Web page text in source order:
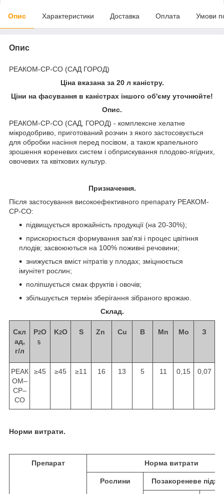
Опис Характеристики Доставка Оплата Умови
Опис
РЕАКОМ-СР-СО (САД ГОРОД)
Ціна вказана за 20 л каністру.
Ціни на фасування в каністрах іншого об'єму уточнюйте!
Опис.
РЕАКОМ-СР-СО (САД, ГОРОД) - комплексне хелатне
мікродобриво, приготований розчин з якого застосовується
для обробки насіння перед посівом, а також крапельного
зрошення кореневих систем і обприскування плодово-ягідних,
овочевих та квіткових культур.
Призначення.
Після застосування високоефективного препарату РЕАКОМ-
СР-СО:
підвищується врожайність продукції (на 20-30%);
прискорюється формування зав'язі і процес цвітіння
плодів; засвоюються на 100% поживні речовини;
знижується вміст нітратів у плодах; зміцнюється
імунітет рослин;
поліпшується смак фруктів і овочів;
збільшується термін зберігання зібраного врожаю.
Склад.
Скл
ад,
г/л
P2O
5
K2O S Zn Cu В Mn Мо З
РЕАК
ОМ–
СР–
СО
≥45 ≥45 ≥11 16 13 5 11 0,15 0,07
Норми витрати.
Препарат Норма витрати
Рослини Позакореневе